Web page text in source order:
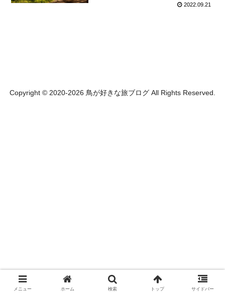
2022.09.21
Copyright © 2020-2026 鳥が好きな旅ブログ All Rights Reserved.
メニュー ホーム 検索 トップ サイドバー